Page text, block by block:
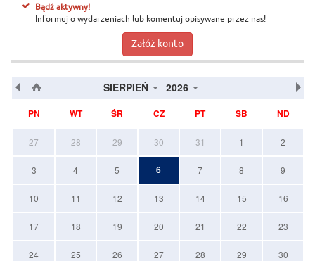
Bądź aktywny!
Informuj o wydarzeniach lub komentuj opisywane przez nas!
Załóż konto
SIERPIEŃ 2026
PN WT ŚR CZ PT SB ND
27 28 29 30 31 1 2
3 4 5 6 7 8 9
10 11 12 13 14 15 16
17 18 19 20 21 22 23
24 25 26 27 28 29 30